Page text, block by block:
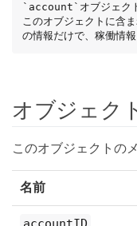
`account`オブジェクト
このオブジェクトに含
の情報だけで、稼働情
オブジェク
このオブジェクトの
名前